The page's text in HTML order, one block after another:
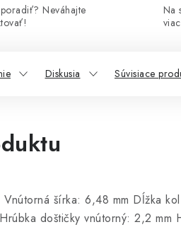
Neváhajte
Na
Diskusia Súvisiace
šírka: 6,48 mm Dĺžka
doštičky vnútorný: 2,2 mm